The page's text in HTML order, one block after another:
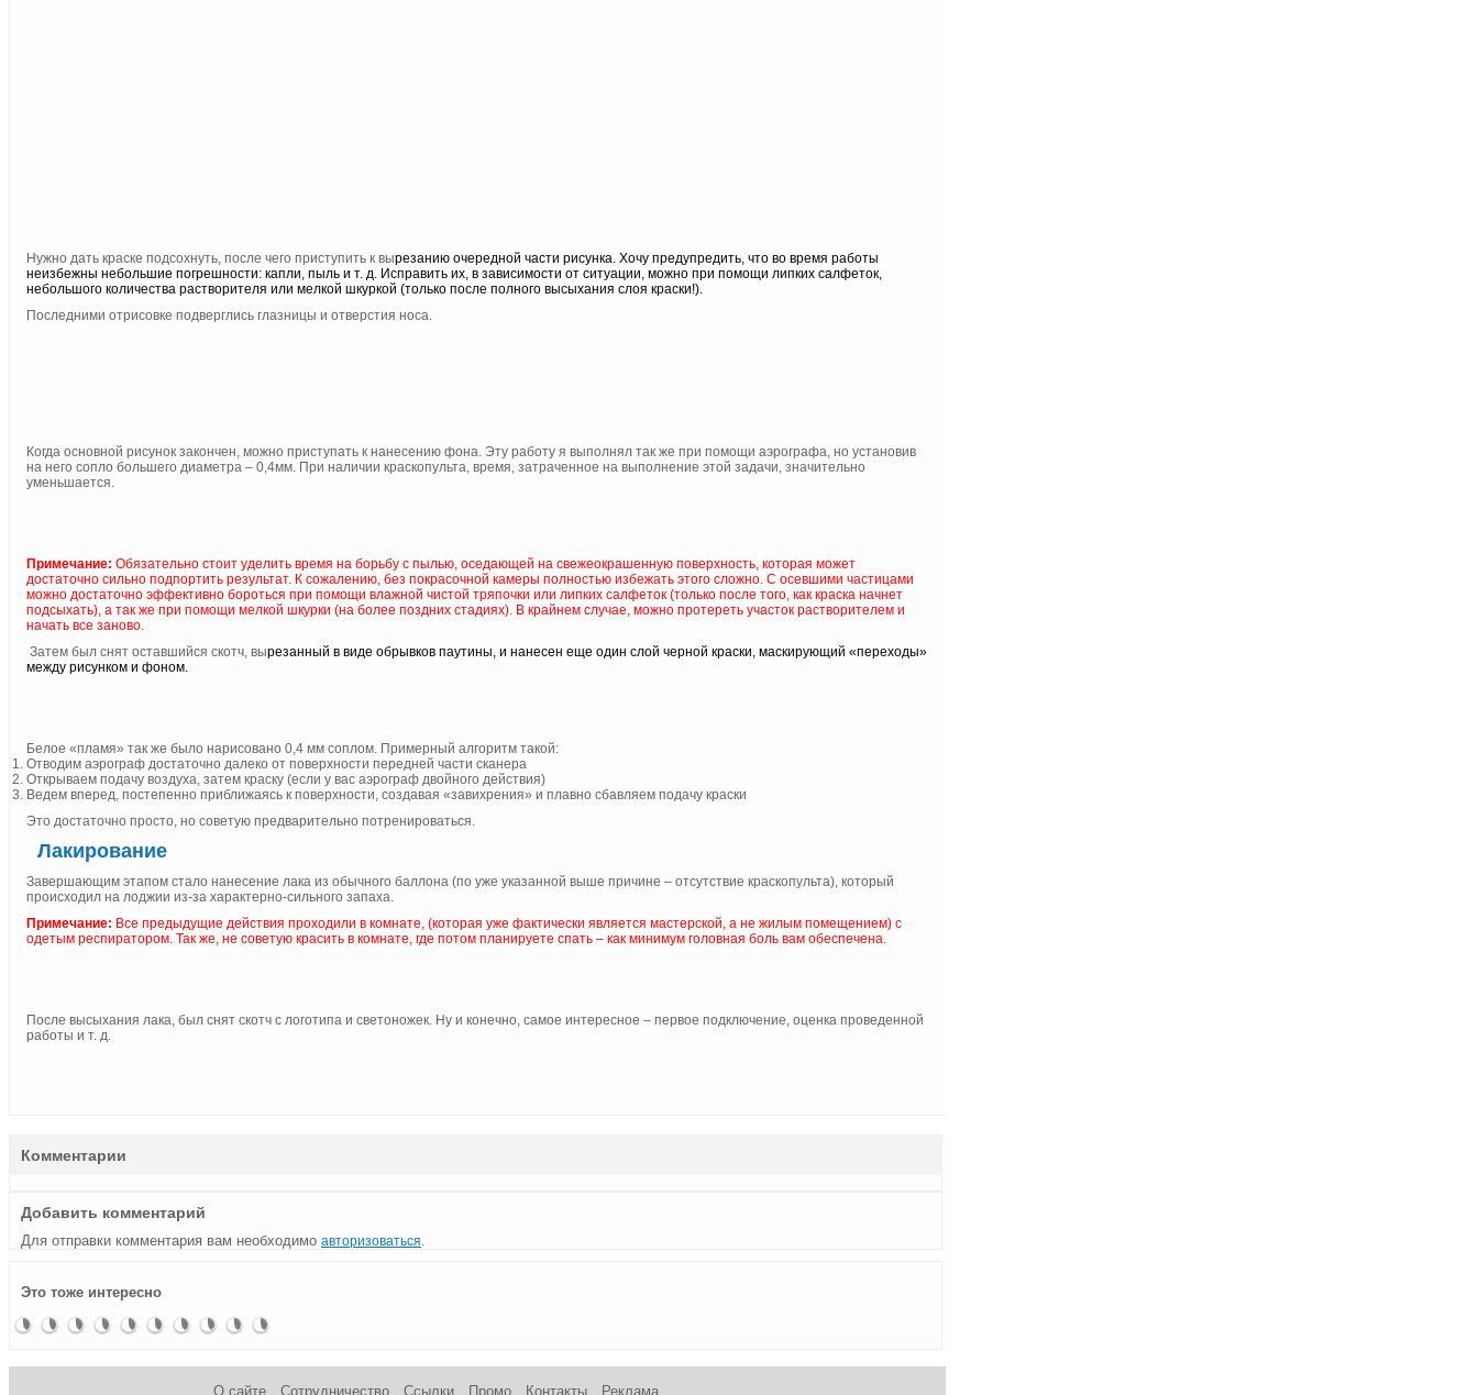
Нужно дать краске подсохнуть, после чего приступить к вырезанию очередной части рисунка. Хочу предупредить, что во время работы
неизбежны небольшие погрешности: капли, пыль и т. д. Исправить их, в зависимости от ситуации, можно при помощи липких салфеток,
небольшого количества растворителя или мелкой шкуркой (только после полного высыхания слоя краски!).
Последними отрисовке подверглись глазницы и отверстия носа.
Когда основной рисунок закончен, можно приступать к нанесению фона. Эту работу я выполнял так же при помощи аэрографа, но установив
на него сопло большего диаметра – 0,4мм. При наличии краскопульта, время, затраченное на выполнение этой задачи, значительно
уменьшается.
Примечание: Обязательно стоит уделить время на борьбу с пылью, оседающей на свежеокрашенную поверхность, которая может
достаточно сильно подпортить результат. К сожалению, без покрасочной камеры полностью избежать этого сложно. С осевшими частицами
можно достаточно эффективно бороться при помощи влажной чистой тряпочки или липких салфеток (только после того, как краска начнет
подсыхать), а так же при помощи мелкой шкурки (на более поздних стадиях). В крайнем случае, можно протереть участок растворителем и
начать все заново.
Затем был снят оставшийся скотч, вырезанный в виде обрывков паутины, и нанесен еще один слой черной краски, маскирующий «переходы»
между рисунком и фоном.
Белое «пламя» так же было нарисовано 0,4 мм соплом. Примерный алгоритм такой:
Отводим аэрограф достаточно далеко от поверхности передней части сканера
Открываем подачу воздуха, затем краску (если у вас аэрограф двойного действия)
Ведем вперед, постепенно приближаясь к поверхности, создавая «завихрения» и плавно сбавляем подачу краски
Это достаточно просто, но советую предварительно потренироваться.
Лакирование
Завершающим этапом стало нанесение лака из обычного баллона (по уже указанной выше причине – отсутствие краскопульта), который
происходил на лоджии из-за характерно-сильного запаха.
Примечание: Все предыдущие действия проходили в комнате, (которая уже фактически является мастерской, а не жилым помещением) с
одетым респиратором. Так же, не советую красить в комнате, где потом планируете спать – как минимум головная боль вам обеспечена.
После высыхания лака, был снят скотч с логотипа и светоножек. Ну и конечно, самое интересное – первое подключение, оценка проведенной
работы и т. д.
Комментарии
Добавить комментарий
Для отправки комментария вам необходимо авторизоваться.
Это тоже интересно
изготовления
мода
на
руку
мыши —корпуса
ржавого
металла»
созданию— Dragon
после
Penetrator
ремня в
стилесистемника
О сайте Сотрудничество Ссылки Промо Контакты Реклама